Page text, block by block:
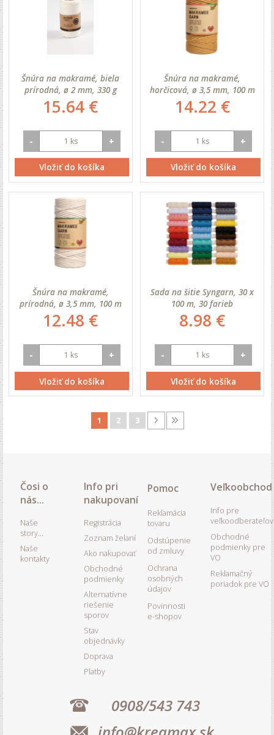
Šnúra na makramé, biela
prírodná, ø 2 mm, 330 g
15.64 €
- +
Vložiť do košíka
Šnúra na makramé,
horčicová, ø 3,5 mm, 100 m
14.22 €
- +
Vložiť do košíka
Šnúra na makramé,
prírodná, ø 3,5 mm, 100 m
12.48 €
- +
Vložiť do košíka
Sada na šitie Syngarn, 30 x
100 m, 30 farieb
8.98 €
- +
Vložiť do košíka
1 2 3
Čosi o
nás...
Naše
story...
Naše
kontakty
Info pri
nakupovaní
Registrácia
Zoznam želaní
Ako nakupovať
Obchodné
podmienky
Alternatívne
riešenie
sporov
Stav
objednávky
Doprava
Platby
Pomoc
Reklamácia
tovaru
Odstúpenie
od zmluvy
Ochrana
osobných
údajov
Povinnosti
e-shopov
Veľkoobchod
Info pre
veľkoodberateľov
Obchodné
podmienky pre
VO
Reklamačný
poriadok pre VO
0908/543 743